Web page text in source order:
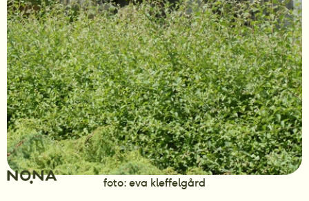
foto: eva kleffelgård